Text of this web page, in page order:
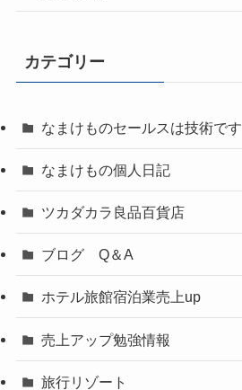
カテゴリー
なまけものセールスは技術です
なまけもの個人日記
ツカダカラ良品百貨店
ブログ Q＆A
ホテル旅館宿泊業売上up
売上アップ勉強情報
旅行リゾート